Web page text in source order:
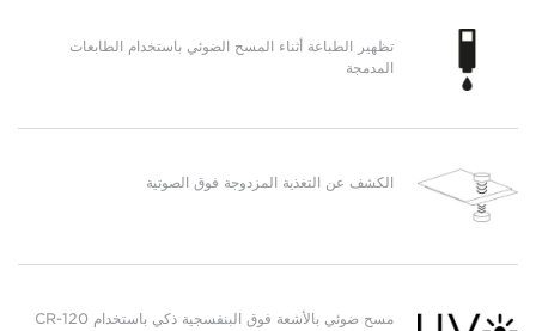
تظهير الطباعة أثناء المسح الضوئي باستخدام الطابعات
المدمجة
الكشف عن التغذية المزدوجة فوق الصوتية
مسح ضوئي بالأشعة فوق البنفسجية ذكي باستخدام CR-120